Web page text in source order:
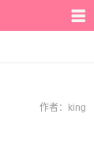
作者： king